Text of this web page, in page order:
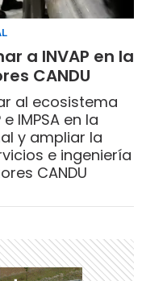
a INVAP en la
CANDU
al ecosistema
IMPSA en la
y ampliar la
e ingeniería
CANDU